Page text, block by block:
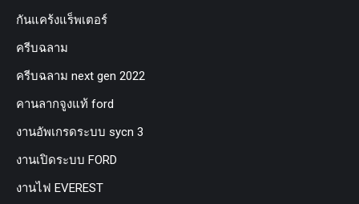
กันแคร้งแร็พเตอร์
ครีบฉลาม
ครีบฉลาม next gen 2022
คานลากจูงแท้ ford
งานอัพเกรดระบบ sycn 3
งานเปิดระบบ FORD
งานไฟ EVEREST